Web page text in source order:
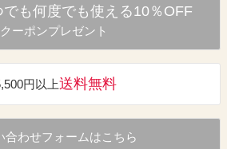
でも何度でも使える10％OFF
クーポンプレゼント
円以上送料無料
合わせフォームはこちら